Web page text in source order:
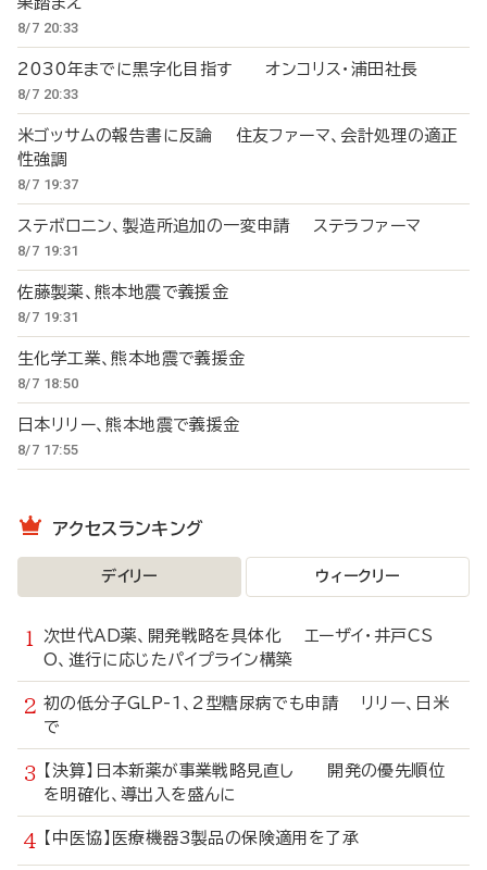
8/7 20:33
2030年までに黒字化目指す オンコリス・浦田社長
8/7 20:33
米ゴッサムの報告書に反論 住友ファーマ、会計処理の適正
性強調
8/7 19:37
ステボロニン、製造所追加の一変申請 ステラファーマ
8/7 19:31
佐藤製薬、熊本地震で義援金
8/7 19:31
生化学工業、熊本地震で義援金
8/7 18:50
日本リリー、熊本地震で義援金
8/7 17:55
アクセスランキング
デイリー ウィークリー
次世代AD薬、開発戦略を具体化 エーザイ・井戸CS
O、進行に応じたパイプライン構築
初の低分子GLP-1、2型糖尿病でも申請 リリー、日米
で
【決算】日本新薬が事業戦略見直し 開発の優先順位
を明確化、導出入を盛んに
【中医協】医療機器3製品の保険適用を了承